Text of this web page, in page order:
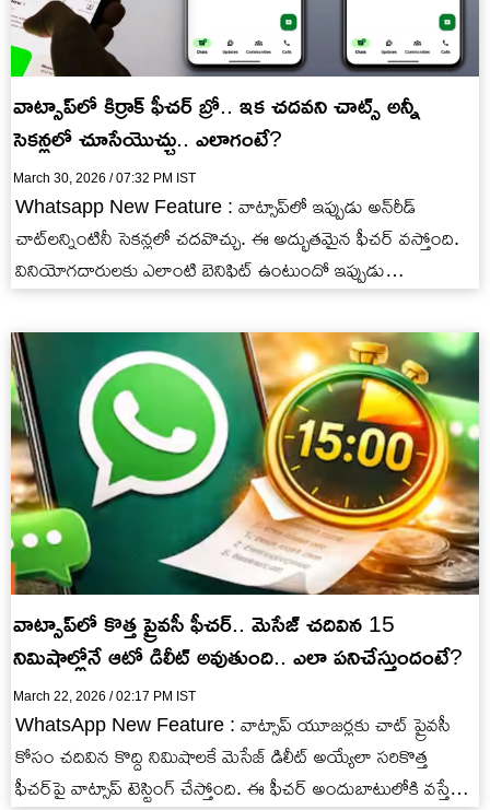
వాట్సాప్‌లో కిర్రాక్ ఫీచర్ బ్రో.. ఇక చదవని చాట్స్ అన్నీ
సెకన్లలో చూసేయొచ్చు.. ఎలాగంటే?
March 30, 2026 / 07:32 PM IST
Whatsapp New Feature : వాట్సాప్‌లో ఇప్పుడు అన్‌రీడ్
చాట్‌లన్నింటినీ సెకన్లలో చదవొచ్చు. ఈ అద్భుతమైన ఫీచర్ వస్తోంది.
వినియోగదారులకు ఎలాంటి బెనిఫిట్ ఉంటుందో ఇప్పుడు
వాట్సాప్‌లో కొత్త ప్రైవసీ ఫీచర్.. మెసేజ్ చదివిన 15
నిమిషాల్లోనే ఆటో డిలీట్ అవుతుంది.. ఎలా పనిచేస్తుందంటే?
March 22, 2026 / 02:17 PM IST
WhatsApp New Feature : వాట్సాప్ యూజర్లకు చాట్ ప్రైవసీ
కోసం చదివిన కొద్ది నిమిషాలకే మెసేజ్ డిలీట్ అయ్యేలా సరికొత్త
ఫీచర్‌పై వాట్సాప్ టెస్టింగ్ చేస్తోంది. ఈ ఫీచర్ అందుబాటులోకి వస్తే